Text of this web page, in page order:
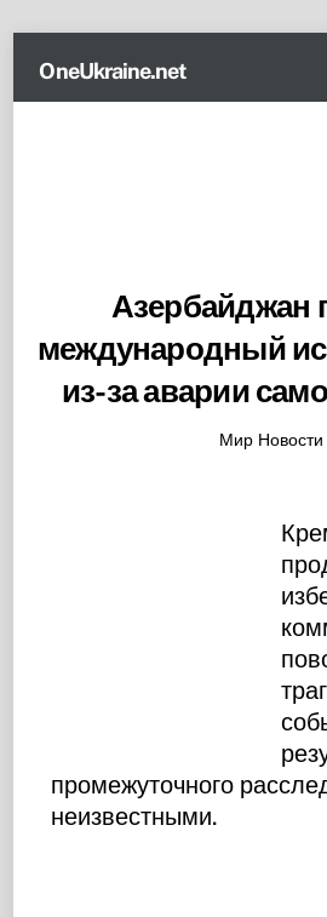
content
OneUkraine.net
Азербайджан
международный
из-за аварии
Мир Новости
промежуточного
неизвестными.